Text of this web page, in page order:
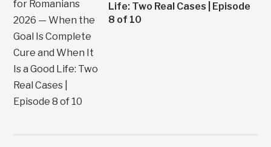
Life: Two Real Cases | Episode
8 of 10